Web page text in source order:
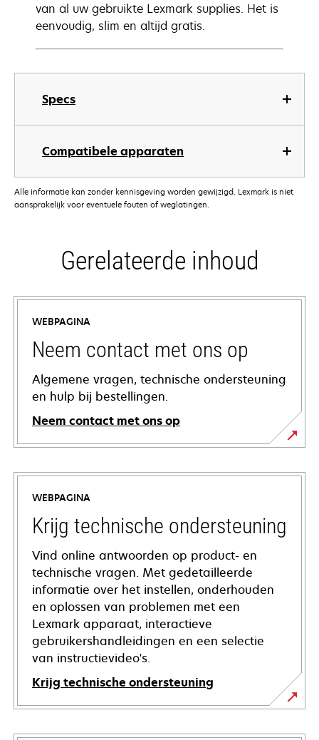
Specs
Compatibele apparaten
van al uw gebruikte Lexmark supplies. Het is
eenvoudig, slim en altijd gratis.
Alle informatie kan zonder kennisgeving worden gewijzigd. Lexmark is niet
aansprakelijk voor eventuele fouten of weglatingen.
Gerelateerde inhoud
WEBPAGINA
Neem contact met ons op
Algemene vragen, technische ondersteuning
en hulp bij bestellingen.
Neem contact met ons op
WEBPAGINA
Krijg technische ondersteuning
Vind online antwoorden op product- en
technische vragen. Met gedetailleerde
informatie over het instellen, onderhouden
en oplossen van problemen met een
Lexmark apparaat, interactieve
gebruikershandleidingen en een selectie
van instructievideo's.
Krijg technische ondersteuning
opens
in